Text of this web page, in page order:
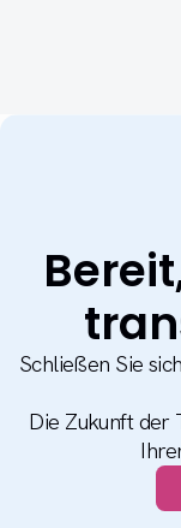
Schließen Sie
Die Zukunft der